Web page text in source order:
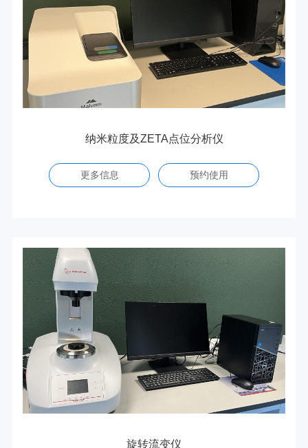
纳米粒度及ZETA点位分析仪
更多信息 预约使用
旋转流变仪